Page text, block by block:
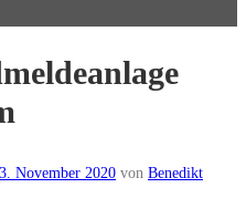
November 2020 von Benedikt